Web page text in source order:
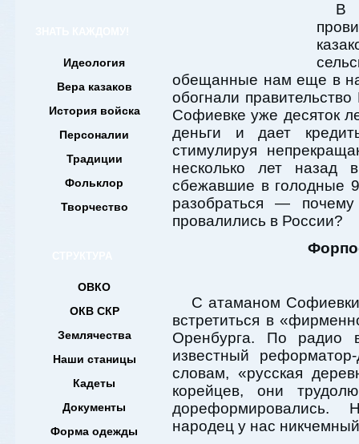
Идеология
Вера казаков
История войска
Персоналии
Традиции
Фольклор
Творчество
ОВКО
ОКВ СКР
Землячества
Наши станицы
Кадеты
Документы
Форма одежды
В
обещанные нам еще в
обогнали
Софиевке уже десяток
деньги и дает
стимулируя
несколько лет назад
сбежавшие в голодные
разобраться —
провалились в России?
С атаманом
встретиться в
Оренбурга. По радио
известный
словам, «русская
корейцев, они
народец у нас